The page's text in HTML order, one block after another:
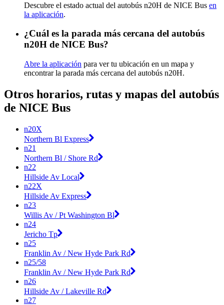
Descubre el estado actual del autobús n20H de NICE Bus en
la aplicación.
¿Cuál es la parada más cercana del autobús
n20H de NICE Bus?
Abre la aplicación para ver tu ubicación en un mapa y
encontrar la parada más cercana del autobús n20H.
Otros horarios, rutas y mapas del autobús
de NICE Bus
n20X
Northern Bl Express
n21
Northern Bl / Shore Rd
n22
Hillside Av Local
n22X
Hillside Av Express
n23
Willis Av / Pt Washington Bl
n24
Jericho Tp
n25
Franklin Av / New Hyde Park Rd
n25/58
Franklin Av / New Hyde Park Rd
n26
Hillside Av / Lakeville Rd
n27